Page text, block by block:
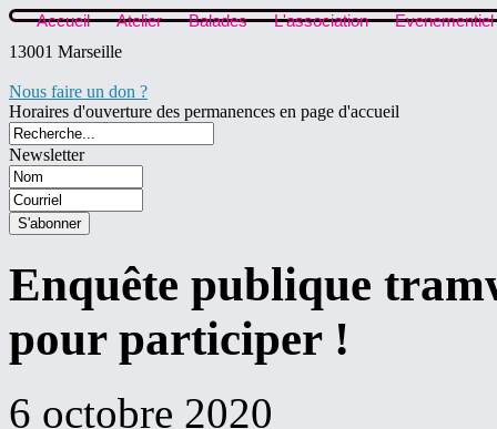
Accueil Atelier Balades L'association
Evenementiel
13001 Marseille
Nous faire un don ?
Horaires d'ouverture des permanences en page d'accueil
Newsletter
Enquête publique
pour participer !
6 octobre 2020